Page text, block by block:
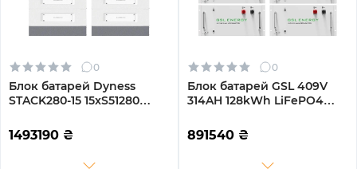
0
Блок батарей Dyness
STACK280-15 15xS51280
LiFePO4 SBDU280
(STACK280-15-215kWh)
1493190 ₴
0
Блок батарей GSL 409V
314AH 128kWh LiFePO4
891540 ₴